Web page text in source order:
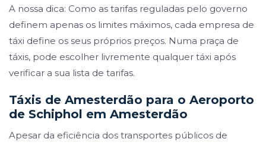
A nossa dica: Como as tarifas reguladas pelo governo
definem apenas os limites máximos, cada empresa de
táxi define os seus próprios preços. Numa praça de
táxis, pode escolher livremente qualquer táxi após
verificar a sua lista de tarifas.
Táxis de Amesterdão para o Aeroporto
de Schiphol em Amesterdão
Apesar da eficiência dos transportes públicos de